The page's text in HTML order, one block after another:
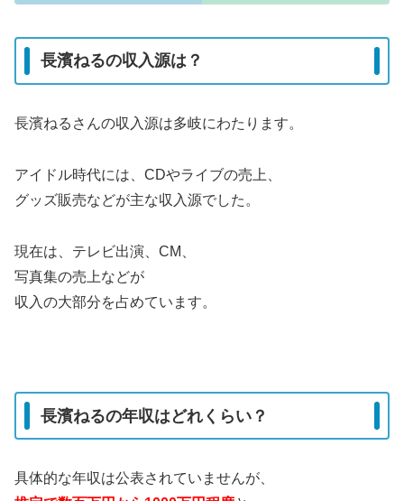
長濱ねるの収入源は？
長濱ねるさんの収入源は多岐にわたります。
アイドル時代には、CDやライブの売上、
グッズ販売などが主な収入源でした。
現在は、テレビ出演、CM、
写真集の売上などが
収入の大部分を占めています。
長濱ねるの年収はどれくらい？
具体的な年収は公表されていませんが、